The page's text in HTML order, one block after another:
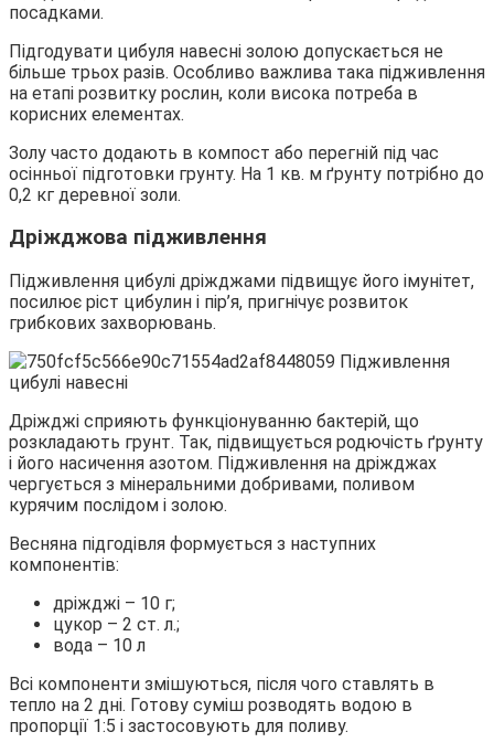
посадками.
Підгодувати цибуля навесні золою допускається не
більше трьох разів. Особливо важлива така підживлення
на етапі розвитку рослин, коли висока потреба в
корисних елементах.
Золу часто додають в компост або перегній під час
осінньої підготовки грунту. На 1 кв. м ґрунту потрібно до
0,2 кг деревної золи.
Дріжджова підживлення
Підживлення цибулі дріжджами підвищує його імунітет,
посилює ріст цибулин і пір’я, пригнічує розвиток
грибкових захворювань.
Дріжджі сприяють функціонуванню бактерій, що
розкладають грунт. Так, підвищується родючість ґрунту
і його насичення азотом. Підживлення на дріжджах
чергується з мінеральними добривами, поливом
курячим послідом і золою.
Весняна підгодівля формується з наступних
компонентів:
дріжджі – 10 г;
цукор – 2 ст. л.;
вода – 10 л
Всі компоненти змішуються, після чого ставлять в
тепло на 2 дні. Готову суміш розводять водою в
пропорції 1:5 і застосовують для поливу.